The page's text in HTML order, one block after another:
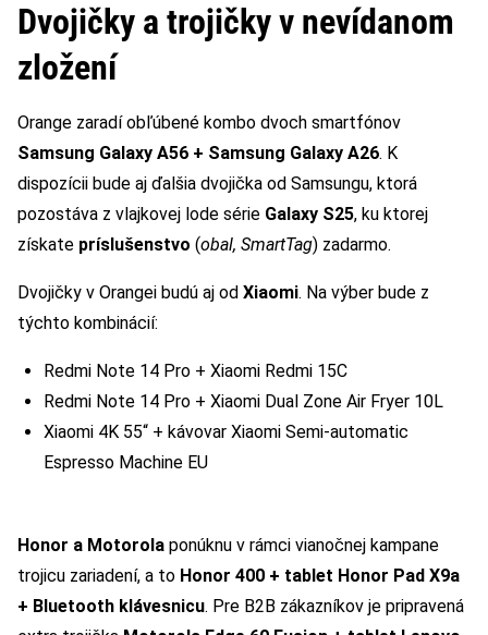
Dvojičky a trojičky v nevídanom
zložení
Orange zaradí obľúbené kombo dvoch smartfónov
Samsung Galaxy A56 + Samsung Galaxy A26. K
dispozícii bude aj ďalšia dvojička od Samsungu, ktorá
pozostáva z vlajkovej lode série Galaxy S25, ku ktorej
získate príslušenstvo (obal, SmartTag) zadarmo.
Dvojičky v Orangei budú aj od Xiaomi. Na výber bude z
týchto kombinácií:
Redmi Note 14 Pro + Xiaomi Redmi 15C
Redmi Note 14 Pro + Xiaomi Dual Zone Air Fryer 10L
Xiaomi 4K 55“ + kávovar Xiaomi Semi-automatic
Espresso Machine EU
Honor a Motorola ponúknu v rámci vianočnej kampane
trojicu zariadení, a to Honor 400 + tablet Honor Pad X9a
+ Bluetooth klávesnicu. Pre B2B zákazníkov je pripravená